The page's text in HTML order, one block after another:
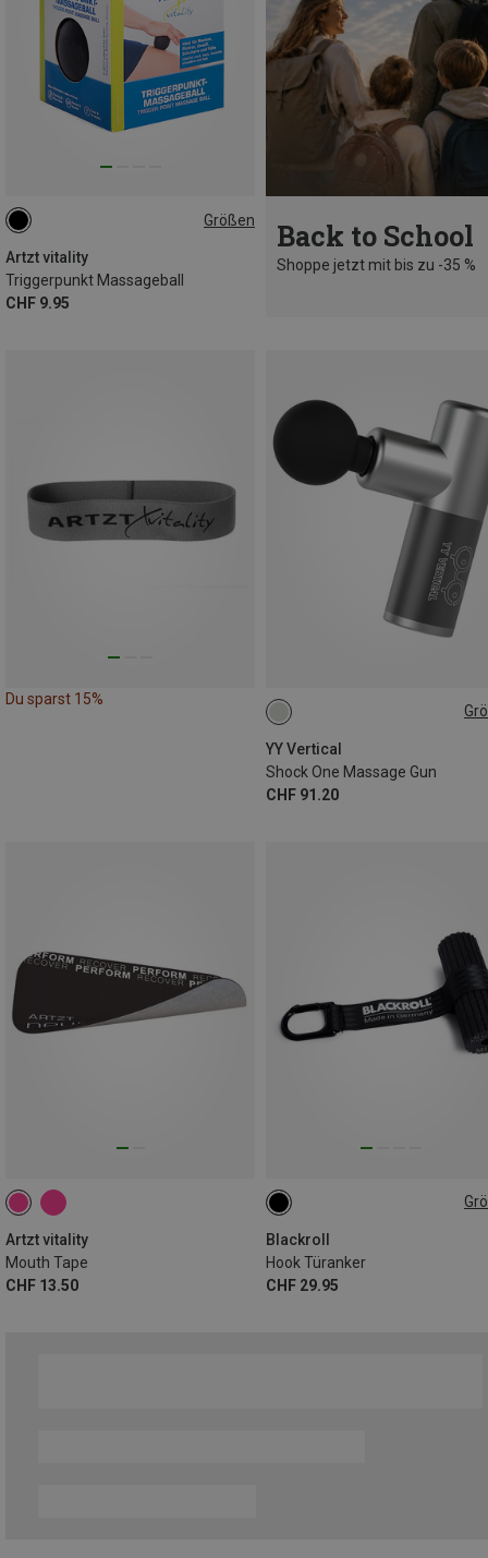
Größen
Artzt vitality
Triggerpunkt Massageball
CHF 9.95
6CM Back to School
Shoppe jetzt mit bis zu -35 %
Du sparst 15%
YY Vertical
Shock One Massage Gun
CHF 91.20
ONE SIZE
Artzt vitality
Mouth Tape
CHF 13.50
Blackroll
Hook Türanker
CHF 29.95
D